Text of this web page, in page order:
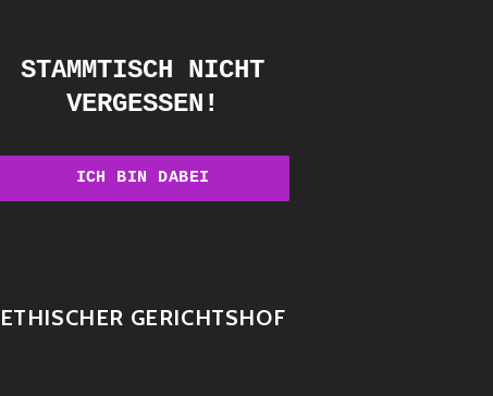
STAMMTISCH NICHT
VERGESSEN!
ETHISCHER GERICHTSHOF